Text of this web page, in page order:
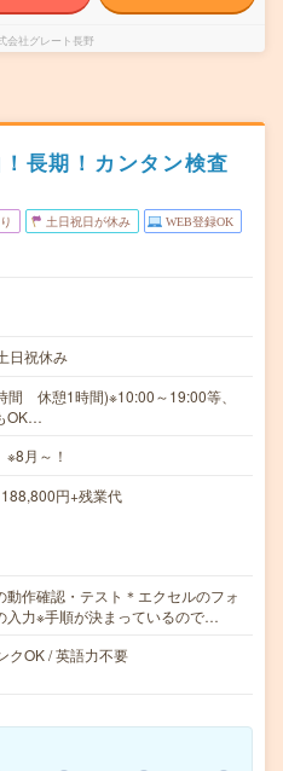
会社グレート長野
長期！カンタン検査
土日祝日が休み WEB登録OK
日祝休み
間 休憩1時間)※10:00～19:00等、
OK…
月～！
円+残業代
動作確認・テスト＊エクセルのフォ
入力※手順が決まっているので…
クOK / 英語力不要